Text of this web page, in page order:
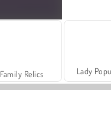
Family Relics Lady